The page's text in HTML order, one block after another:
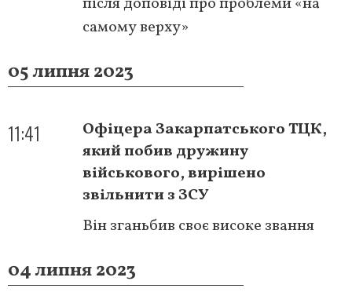
самому верху»
05 липня 2023
11:41
Офіцера Закарпатського ТЦК,
який побив дружину
військового, вирішено
звільнити з ЗСУ
Він зганьбив своє високе звання
04 липня 2023